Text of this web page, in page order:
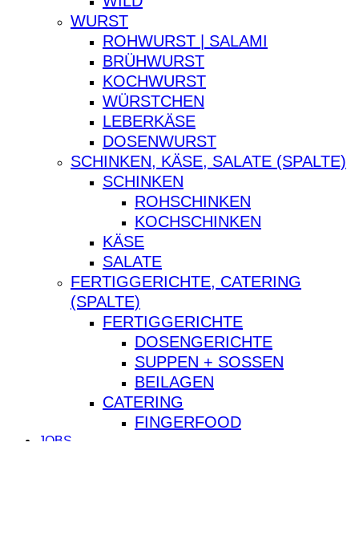
WURST
ROHWURST | SALAMI
BRÜHWURST
KOCHWURST
WÜRSTCHEN
LEBERKÄSE
DOSENWURST
SCHINKEN, KÄSE, SALATE (SPALTE)
SCHINKEN
ROHSCHINKEN
KOCHSCHINKEN
KÄSE
SALATE
FERTIGGERICHTE, CATERING
(SPALTE)
FERTIGGERICHTE
DOSENGERICHTE
SUPPEN + SOSSEN
BEILAGEN
CATERING
FINGERFOOD
JOBS